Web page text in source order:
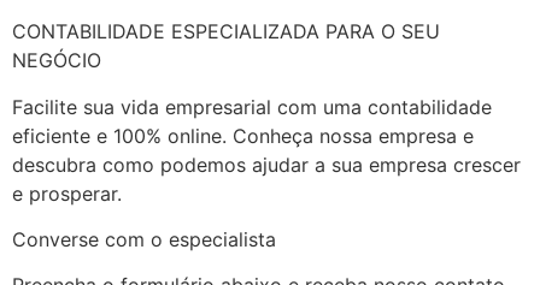
CONTABILIDADE ESPECIALIZADA PARA O SEU
NEGÓCIO
Facilite sua vida empresarial com uma contabilidade
eficiente e 100% online. Conheça nossa empresa e
descubra como podemos ajudar a sua empresa crescer
e prosperar.
Converse com o especialista